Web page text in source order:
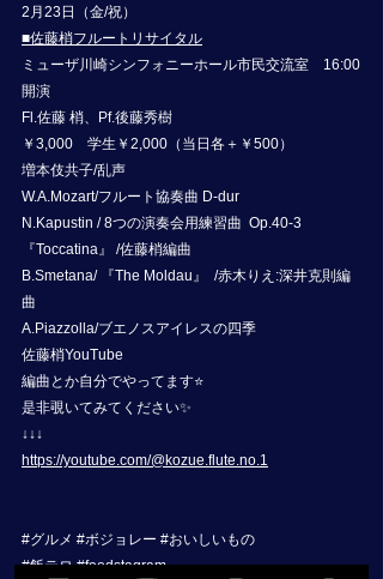
2月23日（金/祝）
■佐藤梢フルートリサイタル
ミューザ川崎シンフォニーホール市民交流室　16:00
開演
Fl.佐藤 梢、Pf.後藤秀樹
￥3,000　学生￥2,000（当日各＋￥500）
増本伎共子/乱声
W.A.Mozart/フルート協奏曲 D-dur
N.Kapustin / 8つの演奏会用練習曲  Op.40-3
『Toccatina』 /佐藤梢編曲
B.Smetana/ 『The Moldau』  /赤木りえ:深井克則編
曲
A.Piazzolla/ブエノスアイレスの四季
佐藤梢YouTube
編曲とか自分でやってます⭐️
是非覗いてみてください✨
↓↓↓
https://youtube.com/@kozue.flute.no.1
#グルメ #ボジョレー #おいしいもの
#飯テロ #foodstagram